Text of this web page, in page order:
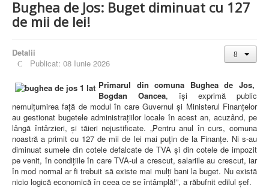
Bughea de Jos: Buget diminuat cu 127
de mii de lei!
Detalii
Publicat: 08 Iunie 2026
Primarul din comuna Bughea de Jos,
Bogdan Oancea, își exprimă public
nemulțumirea față de modul în care Guvernul și Ministerul Finanțelor
au gestionat bugetele administrațiilor locale în acest an, acuzând, pe
lângă întârzieri, și tăieri nejustificate. „Pentru anul în curs, comuna
noastră a primit cu 127 de mii de lei mai puțin de la Finanțe. Ni s-au
diminuat sumele din cotele defalcate de TVA și din cotele de impozit
pe venit, în condițiile în care TVA-ul a crescut, salariile au crescut, iar
în mod normal ar fi trebuit să existe mai mulți bani la buget. Nu există
nicio logică economică în ceea ce se întâmplă!”, a răbufnit edilul șef.